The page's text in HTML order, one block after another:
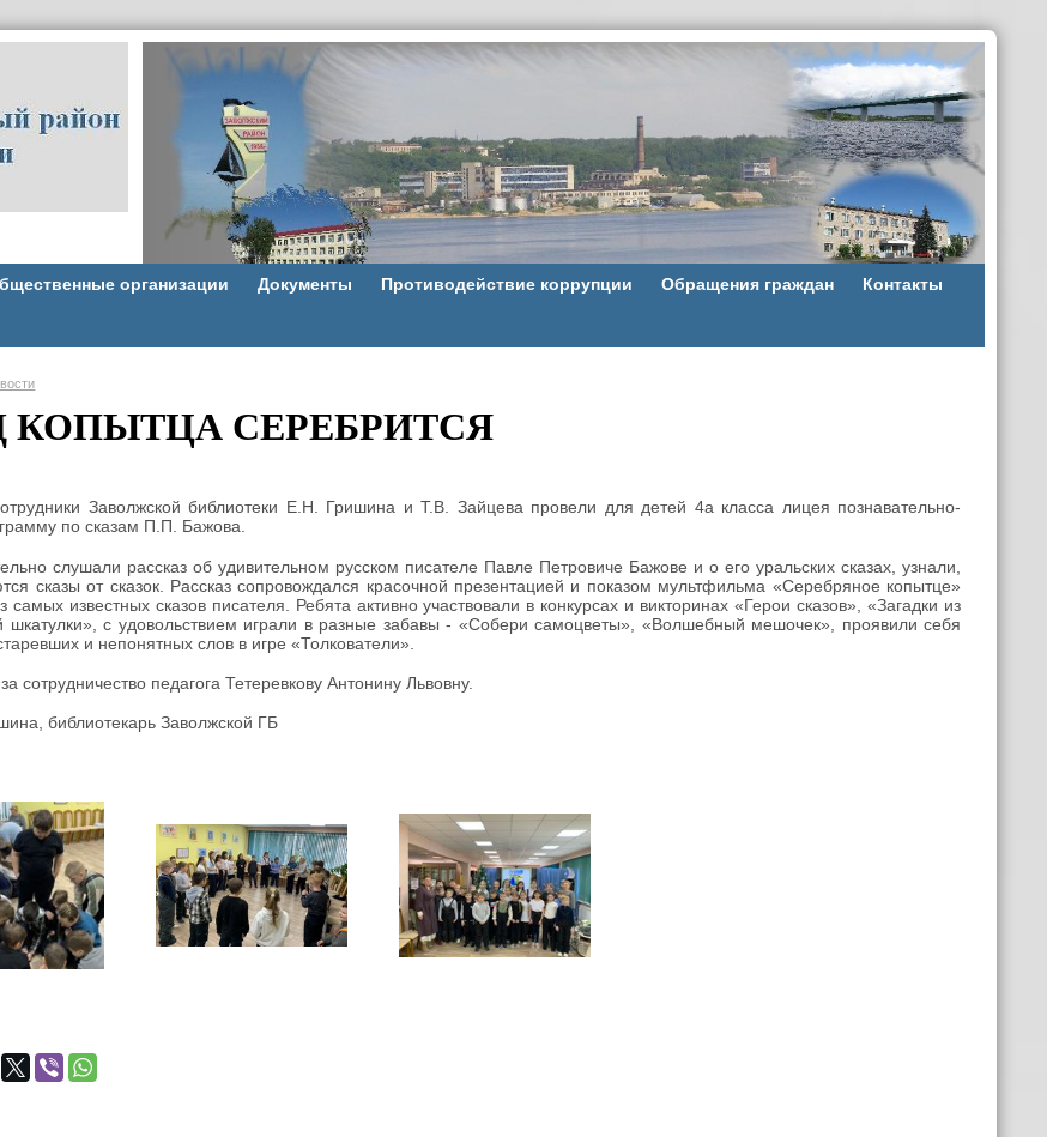
организации Документы Противодействие коррупции Обращения граждан Контакты
КОПЫТЦА СЕРЕБРИТСЯ
Заволжской библиотеки Е.Н. Гришина и Т.В. Зайцева провели для детей 4а класса лицея познавательно-
по сказам П.П. Бажова.
слушали рассказ об удивительном русском писателе Павле Петровиче Бажове и о его уральских сказах, узнали,
сказы от сказок. Рассказ сопровождался красочной презентацией и показом мультфильма «Серебряное копытце»
самых известных сказов писателя. Ребята активно участвовали в конкурсах и викторинах «Герои сказов», «Загадки из
шкатулки», с удовольствием играли в разные забавы - «Собери самоцветы», «Волшебный мешочек», проявили себя
и непонятных слов в игре «Толкователи».
сотрудничество педагога Тетеревкову Антонину Львовну.
библиотекарь Заволжской ГБ